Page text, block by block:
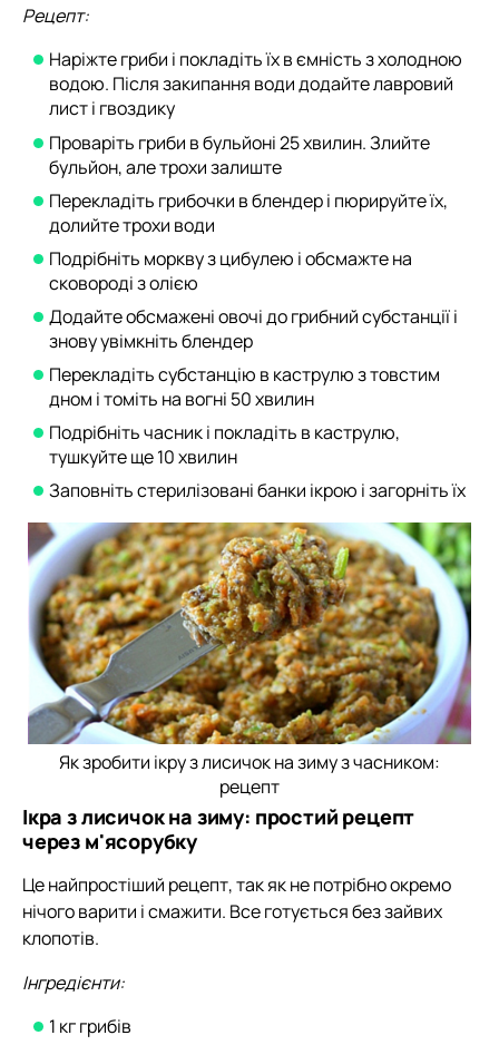
Рецепт:
Наріжте гриби і покладіть їх в ємність з холодною
водою. Після закипання води додайте лавровий
лист і гвоздику
Проваріть гриби в бульйоні 25 хвилин. Злийте
бульйон, але трохи залиште
Перекладіть грибочки в блендер і пюрируйте їх,
долийте трохи води
Подрібніть моркву з цибулею і обсмажте на
сковороді з олією
Додайте обсмажені овочі до грибний субстанції і
знову увімкніть блендер
Перекладіть субстанцію в каструлю з товстим
дном і томіть на вогні 50 хвилин
Подрібніть часник і покладіть в каструлю,
тушкуйте ще 10 хвилин
Заповніть стерилізовані банки ікрою і загорніть їх
Як зробити ікру з лисичок на зиму з часником:
рецепт
Ікра з лисичок на зиму: простий рецепт
через м'ясорубку
Це найпростіший рецепт, так як не потрібно окремо
нічого варити і смажити. Все готується без зайвих
клопотів.
Інгредієнти:
1 кг грибів